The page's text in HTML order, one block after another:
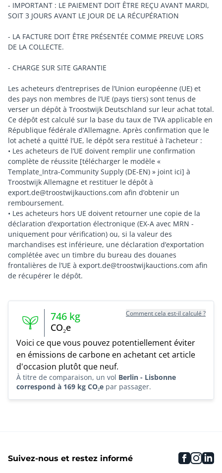
- IMPORTANT : LE PAIEMENT DOIT ÊTRE REÇU AVANT MARDI,
SOIT 3 JOURS AVANT LE JOUR DE LA RÉCUPÉRATION
- LA FACTURE DOIT ÊTRE PRÉSENTÉE COMME PREUVE LORS
DE LA COLLECTE.
- CHARGE SUR SITE GARANTIE
Les acheteurs d’entreprises de l’Union européenne (UE) et
des pays non membres de l’UE (pays tiers) sont tenus de
verser un dépôt à Troostwijk Deutschland sur leur achat total.
Ce dépôt est calculé sur la base du taux de TVA applicable en
République fédérale d’Allemagne. Après confirmation que le
lot acheté a quitté l’UE, le dépôt sera restitué à l’acheteur :
• Les acheteurs de l’UE doivent remplir une confirmation
complète de réussite [télécharger le modèle «
Template_Intra-Community Supply (DE-EN) » joint ici] à
Troostwijk Allemagne et restituer le dépôt à
export.de@troostwijkauctions.com afin d’obtenir un
remboursement.
• Les acheteurs hors UE doivent retourner une copie de la
déclaration d’exportation électronique (EX-A avec MRN -
uniquement pour vérification) ou, si la valeur des
marchandises est inférieure, une déclaration d’exportation
complétée avec un timbre du bureau des douanes
frontalières de l’UE à export.de@troostwijkauctions.com afin
746 kg
CO₂e
Comment cela est-il calculé ?
Voici ce que vous pouvez potentiellement éviter
en émissions de carbone en achetant cet article
d'occasion plutôt que neuf.
À titre de comparaison, un vol Berlin - Lisbonne
correspond à 169 kg CO₂e par passager.
Suivez-nous et restez informé